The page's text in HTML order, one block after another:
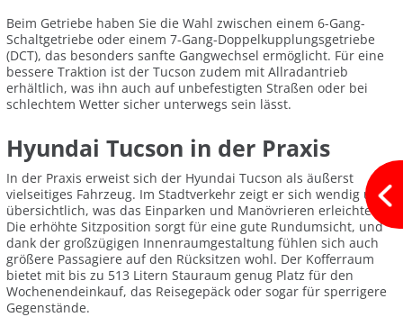
Beim Getriebe haben Sie die Wahl zwischen einem 6-Gang-
Schaltgetriebe oder einem 7-Gang-Doppelkupplungsgetriebe
(DCT), das besonders sanfte Gangwechsel ermöglicht. Für eine
bessere Traktion ist der Tucson zudem mit Allradantrieb
erhältlich, was ihn auch auf unbefestigten Straßen oder bei
schlechtem Wetter sicher unterwegs sein lässt.
Hyundai Tucson in der Praxis
In der Praxis erweist sich der Hyundai Tucson als äußerst
vielseitiges Fahrzeug. Im Stadtverkehr zeigt er sich wendig und
übersichtlich, was das Einparken und Manövrieren erleichtert.
Die erhöhte Sitzposition sorgt für eine gute Rundumsicht, und
dank der großzügigen Innenraumgestaltung fühlen sich auch
größere Passagiere auf den Rücksitzen wohl. Der Kofferraum
bietet mit bis zu 513 Litern Stauraum genug Platz für den
Wochenendeinkauf, das Reisegepäck oder sogar für sperrigere
Gegenstände.